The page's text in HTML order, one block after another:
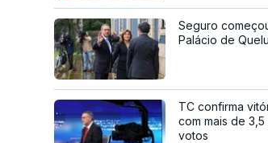
Seguro
Palácio de
TC confirma
com mais de
votos